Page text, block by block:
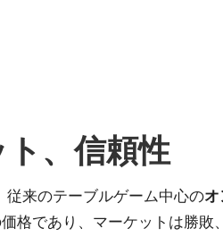
、信頼性
来のテーブルゲーム中心のオ
格であり、マーケットは勝敗